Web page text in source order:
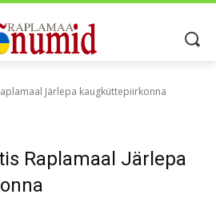
Järlepa kaugküttepiirkonna
Raplamaal Järlepa